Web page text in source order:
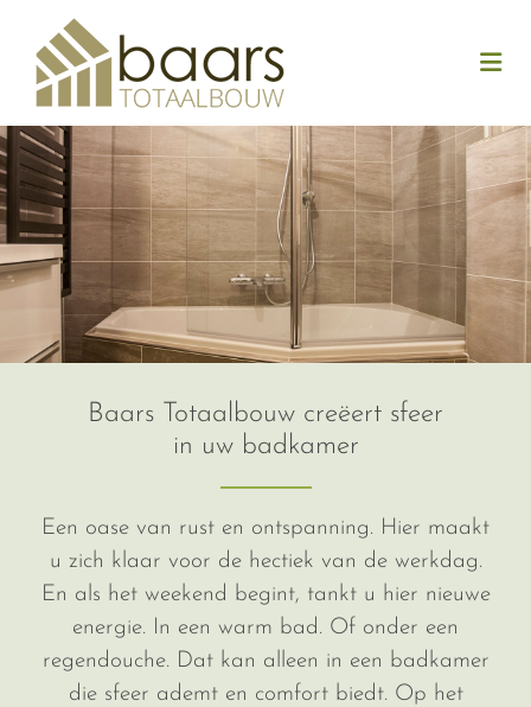
Baars Totaalbouw creëert sfeer
in uw badkamer
Een oase van rust en ontspanning. Hier maakt
u zich klaar voor de hectiek van de werkdag.
En als het weekend begint, tankt u hier nieuwe
energie. In een warm bad. Of onder een
regendouche. Dat kan alleen in een badkamer
die sfeer ademt en comfort biedt. Op het